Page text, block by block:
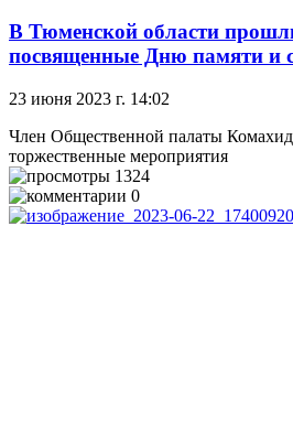
В Тюменской области
посвященные Дню памяти и
23 июня 2023 г. 14:02
Член Общественной палаты
торжественные мероприятия
1324
0